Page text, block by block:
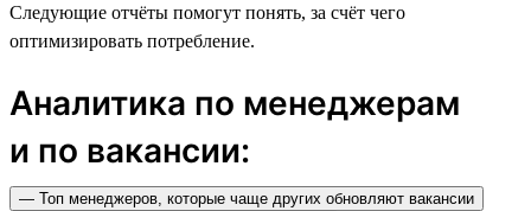
Следующие отчёты помогут понять, за счёт чего
оптимизировать потребление.
Аналитика по менеджерам
и по вакансии:
— Топ менеджеров, которые чаще других обновляют вакансии